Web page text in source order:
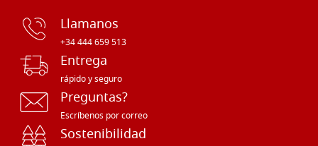
Llamanos
+34 444 659 513
Entrega
rápido y seguro
Preguntas?
Escríbenos por correo
Sostenibilidad